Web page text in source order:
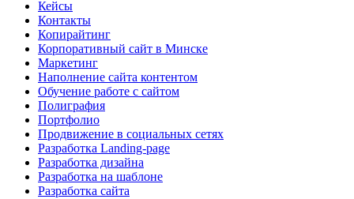
Кейсы
Контакты
Копирайтинг
Корпоративный сайт в Минске
Маркетинг
Наполнение сайта контентом
Обучение работе с сайтом
Полиграфия
Портфолио
Продвижение в социальных сетях
Разработка Landing-page
Разработка дизайна
Разработка на шаблоне
Разработка сайта